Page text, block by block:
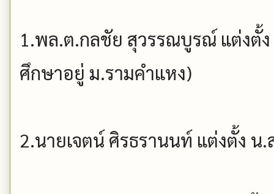
1.พล.ต.กลชัย สุวรรณบูรณ์ แต่งตั้
ศึกษาอยู่ ม.รามคำแหง)
2.นายเจตน์ ศิรธรานนท์ แต่งตั้ง